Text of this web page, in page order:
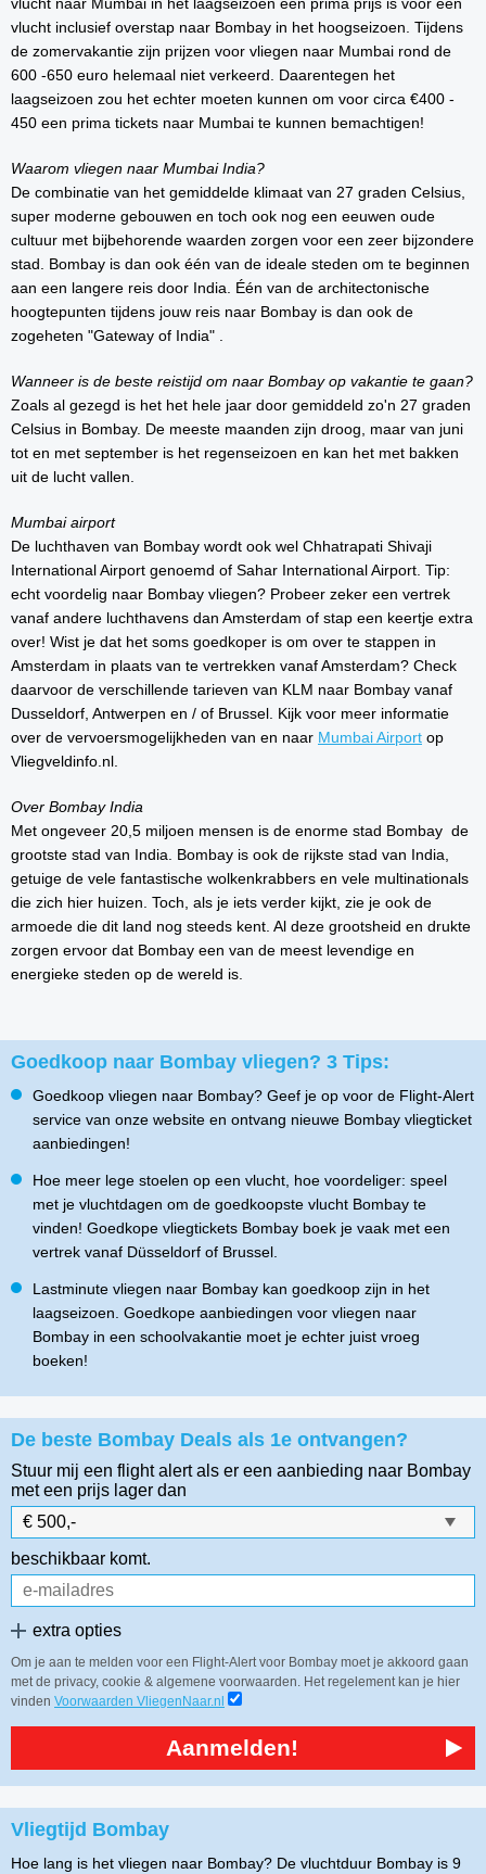
vlucht naar Mumbai in het laagseizoen een prima prijs is voor een
vlucht inclusief overstap naar Bombay in het hoogseizoen. Tijdens
de zomervakantie zijn prijzen voor vliegen naar Mumbai rond de
600 -650 euro helemaal niet verkeerd. Daarentegen het
laagseizoen zou het echter moeten kunnen om voor circa €400 -
450 een prima tickets naar Mumbai te kunnen bemachtigen!
Waarom vliegen naar Mumbai India?
De combinatie van het gemiddelde klimaat van 27 graden Celsius,
super moderne gebouwen en toch ook nog een eeuwen oude
cultuur met bijbehorende waarden zorgen voor een zeer bijzondere
stad. Bombay is dan ook één van de ideale steden om te beginnen
aan een langere reis door India. Één van de architectonische
hoogtepunten tijdens jouw reis naar Bombay is dan ook de
zogeheten "Gateway of India" .
Wanneer is de beste reistijd om naar Bombay op vakantie te gaan?
Zoals al gezegd is het het hele jaar door gemiddeld zo'n 27 graden
Celsius in Bombay. De meeste maanden zijn droog, maar van juni
tot en met september is het regenseizoen en kan het met bakken
uit de lucht vallen.
Mumbai airport
De luchthaven van Bombay wordt ook wel Chhatrapati Shivaji
International Airport genoemd of Sahar International Airport. Tip:
echt voordelig naar Bombay vliegen? Probeer zeker een vertrek
vanaf andere luchthavens dan Amsterdam of stap een keertje extra
over! Wist je dat het soms goedkoper is om over te stappen in
Amsterdam in plaats van te vertrekken vanaf Amsterdam? Check
daarvoor de verschillende tarieven van KLM naar Bombay vanaf
Dusseldorf, Antwerpen en / of Brussel. Kijk voor meer informatie
over de vervoersmogelijkheden van en naar Mumbai Airport op
Vliegveldinfo.nl.
Over Bombay India
Met ongeveer 20,5 miljoen mensen is de enorme stad Bombay de
grootste stad van India. Bombay is ook de rijkste stad van India,
getuige de vele fantastische wolkenkrabbers en vele multinationals
die zich hier huizen. Toch, als je iets verder kijkt, zie je ook de
armoede die dit land nog steeds kent. Al deze grootsheid en drukte
zorgen ervoor dat Bombay een van de meest levendige en
energieke steden op de wereld is.
Goedkoop naar Bombay vliegen? 3 Tips:
Goedkoop vliegen naar Bombay? Geef je op voor de Flight-Alert
service van onze website en ontvang nieuwe Bombay vliegticket
aanbiedingen!
Hoe meer lege stoelen op een vlucht, hoe voordeliger: speel
met je vluchtdagen om de goedkoopste vlucht Bombay te
vinden! Goedkope vliegtickets Bombay boek je vaak met een
vertrek vanaf Düsseldorf of Brussel.
Lastminute vliegen naar Bombay kan goedkoop zijn in het
laagseizoen. Goedkope aanbiedingen voor vliegen naar
Bombay in een schoolvakantie moet je echter juist vroeg
boeken!
De beste Bombay Deals als 1e ontvangen?
Stuur mij een flight alert als er een aanbieding naar Bombay
met een prijs lager dan
beschikbaar komt.
extra opties
Om je aan te melden voor een Flight-Alert voor Bombay moet je akkoord gaan
met de privacy, cookie & algemene voorwaarden. Het regelement kan je hier
vinden Voorwaarden VliegenNaar.nl
Aanmelden!
Vliegtijd Bombay
Hoe lang is het vliegen naar Bombay? De vluchtduur Bombay is 9